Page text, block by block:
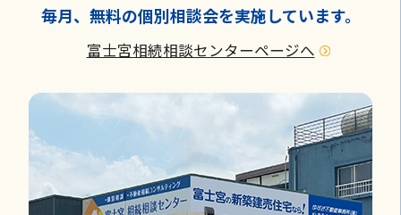
毎月、無料の個別相談会を実施しています。
富士宮相続相談センターページへ